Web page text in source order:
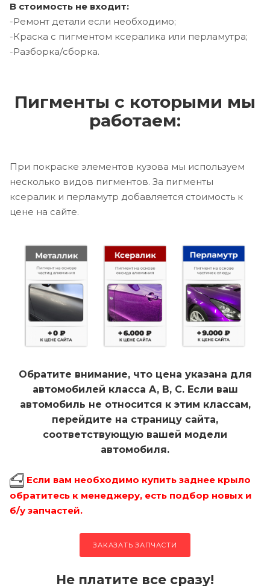
В стоимость не входит:
-Ремонт детали если необходимо;
-Краска с пигментом ксералика или перламутра;
-Разборка/сборка.
Пигменты с которыми мы
работаем:
При покраске элементов кузова мы используем
несколько видов пигментов. За пигменты
ксералик и перламутр добавляется стоимость к
цене на сайте.
Обратите внимание, что цена указана для
автомобилей класса A, B, C. Если ваш
автомобиль не относится к этим классам,
перейдите на страницу сайта,
соответствующую вашей модели
автомобиля.
Если вам необходимо купить заднее крыло
обратитесь к менеджеру, есть подбор новых и
б/у запчастей.
ЗАКАЗАТЬ ЗАПЧАСТИ
Не платите все сразу!